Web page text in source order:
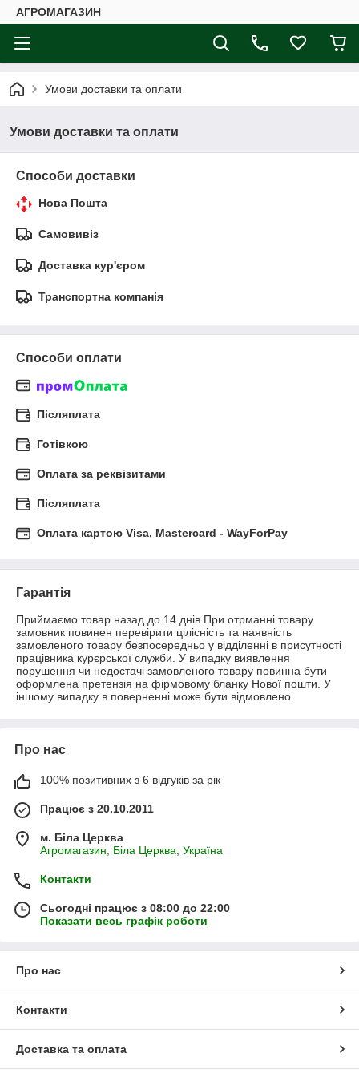
АГРОМАГАЗИН
Умови доставки та оплати
Умови доставки та оплати
Способи доставки
Нова Пошта
Самовивіз
Доставка кур'єром
Транспортна компанія
Способи оплати
Післяплата
Готівкою
Оплата за реквізитами
Післяплата
Оплата картою Visa, Mastercard - WayForPay
Гарантія
Приймаємо товар назад до 14 днів При отрманні товару
замовник повинен перевірити цілісність та наявність
замовленого товару безпосередньо у відділенні в присутності
працівника курєрської служби. У випадку виявлення
порушення чи недостачі замовленого товару повинна бути
оформлена претензія на фірмовому бланку Нової пошти. У
іншому випадку в поверненні може бути відмовлено.
Про нас
100% позитивних з 6 відгуків за рік
Працює з 20.10.2011
м. Біла Церква
Агромагазин, Біла Церква, Україна
Контакти
Сьогодні працює з 08:00 до 22:00
Показати весь графік роботи
Про нас
Контакти
Доставка та оплата